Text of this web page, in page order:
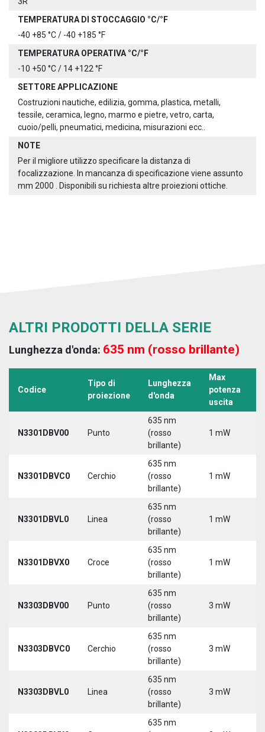
TEMPERATURA DI STOCCAGGIO °C/°F
-40 +85 °C / -40 +185 °F
TEMPERATURA OPERATIVA °C/°F
-10 +50 °C / 14 +122 °F
SETTORE APPLICAZIONE
Costruzioni nautiche, edilizia, gomma, plastica, metalli,
tessile, ceramica, legno, marmo e pietre, vetro, carta,
cuoio/pelli, pneumatici, medicina, misurazioni ecc..
NOTE
Per il migliore utilizzo specificare la distanza di
focalizzazione. In mancanza di specificazione viene assunto
mm 2000 . Disponibili su richiesta altre proiezioni ottiche.
ALTRI PRODOTTI DELLA SERIE
Lunghezza d'onda: 635 nm (rosso brillante)
Codice
Tipo di
proiezione
Lunghezza
d'onda
Max
potenza
uscita
N3301DBV00 Punto
635 nm
(rosso
brillante)
1 mW
N3301DBVC0 Cerchio
635 nm
(rosso
brillante)
1 mW
N3301DBVL0 Linea
635 nm
(rosso
brillante)
1 mW
N3301DBVX0 Croce
635 nm
(rosso
brillante)
1 mW
N3303DBV00 Punto
635 nm
(rosso
brillante)
3 mW
N3303DBVC0 Cerchio
635 nm
(rosso
brillante)
3 mW
N3303DBVL0 Linea
635 nm
(rosso
brillante)
3 mW
635 nm